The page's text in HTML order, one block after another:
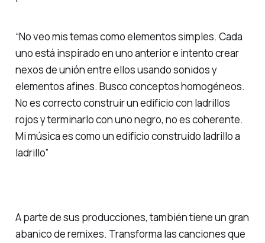
“No veo mis temas como elementos simples. Cada
uno está inspirado en uno anterior e intento crear
nexos de unión entre ellos usando sonidos y
elementos afines. Busco conceptos homogéneos.
No es correcto construir un edificio con ladrillos
rojos y terminarlo con uno negro, no es coherente.
Mi música es como un edificio construido ladrillo a
ladrillo”
A parte de sus producciones, también tiene un gran
abanico de remixes. Transforma las canciones que